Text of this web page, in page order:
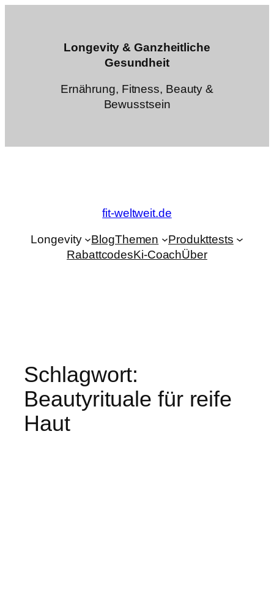
Longevity & Ganzheitliche
Gesundheit
Ernährung, Fitness, Beauty &
Bewusstsein
fit-weltweit.de
Longevity BlogThemen
Produkttests
RabattcodesKi-CoachÜber
Schlagwort:
Beautyrituale für reife
Haut